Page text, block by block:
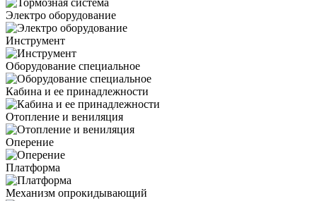
Электро оборудование
Инструмент
Оборудование специальное
Кабина и ее принадлежности
Отопление и вениляция
Оперение
Платформа
Механизм опрокидывающий